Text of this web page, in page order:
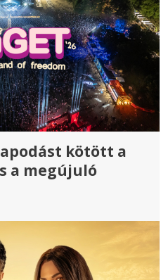
kötött a
a megújuló